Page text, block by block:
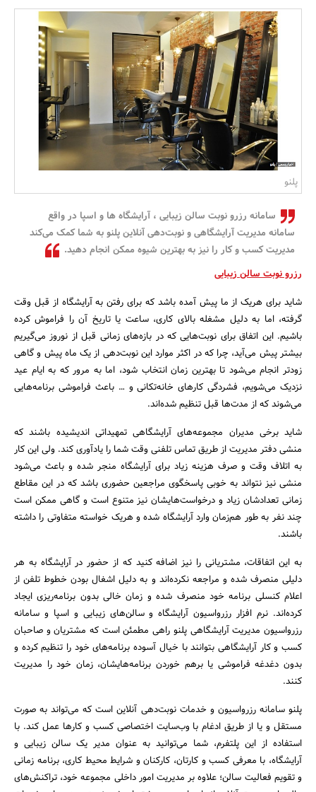
بانک، بیمه و سرمایه
مسکن و ساختمان
پلنو
سامانه رزرو نوبت سالن زیبایی ، آرایشگاه ها و اسپا در واقع
سامانه مدیریت آرایشگاهی و نوبت‌دهی آنلاین پلنو به شما کمک می‌کند
مدیریت کسب و کار را نیز به بهترین شیوه ممکن انجام دهید.
رزرو نوبت سالن زیبایی
شاید برای هریک از ما پیش آمده باشد که برای رفتن به آرایشگاه از قبل وقت
گرفته، اما به دلیل مشغله بالای کاری، ساعت یا تاریخ آن را فراموش کرده
باشیم. این اتفاق برای نوبت‌هایی که در بازه‌های زمانی قبل از نوروز می‌گیریم
بیشتر پیش می‌آید، چرا که در اکثر موارد این نوبت‌دهی از یک ماه پیش و گاهی
زودتر انجام می‌شود تا بهترین زمان انتخاب شود، اما به مرور که به ایام عید
نزدیک می‌شویم، فشردگی کارهای خانه‌تکانی و … باعث فراموشی برنامه‌هایی
می‌شوند که از مدت‌ها قبل تنظیم شده‌اند.
شاید برخی مدیران مجموعه‌های آرایشگاهی تمهیداتی اندیشیده‌ باشند که
منشی دفتر مدیریت از طریق تماس تلفنی وقت شما را یادآوری کند. ولی این کار
به اتلاف وقت و صرف هزینه زیاد برای آرایشگاه منجر شده و باعث می‌شود
منشی نیز نتواند به خوبی پاسخگوی مراجعین حضوری باشد که در این مقاطع
زمانی تعدادشان زیاد و درخواست‌هایشان نیز متنوع است و گاهی ممکن است
چند نفر به طور هم‌زمان وارد آرایشگاه شده و هریک خواسته متفاوتی را داشته
باشند.
به این اتفاقات، مشتریانی را نیز اضافه کنید که از حضور در آرایشگاه به هر
دلیلی منصرف شده و مراجعه نکرده‌اند و به دلیل اشغال بودن خطوط تلفن از
اعلام کنسلی برنامه خود منصرف شده‌ و زمان خالی بدون برنامه‌ریزی ایجاد
کرده‌اند. نرم افزار رزرواسیون آرایشگاه و سالن‌های زیبایی و اسپا و سامانه
رزرواسیون مدیریت آرایشگاهی پلنو راهی مطمئن است که مشتریان و صاحبان
کسب و کار آرایشگاهی بتوانند با خیال آسوده برنامه‌های خود را تنظیم کرده و
بدون دغدغه فراموشی یا برهم خوردن برنامه‌هایشان، زمان خود را مدیریت
کنند.
پلنو سامانه رزرواسیون و خدمات نوبت‌دهی آنلاین است که می‌تواند به صورت
مستقل و یا از طریق ادغام با وب‌سایت اختصاصی کسب و کارها عمل کند. با
استفاده از این پلتفرم، شما می‌توانید به عنوان مدیر یک سالن زیبایی و
آرایشگاه، با معرفی کسب و کارتان، کارکنان و شرایط محیط کاری، برنامه زمانی
و تقویم فعالیت سالن؛ علاوه بر مدیریت امور داخلی مجموعه خود، تراکنش‌های